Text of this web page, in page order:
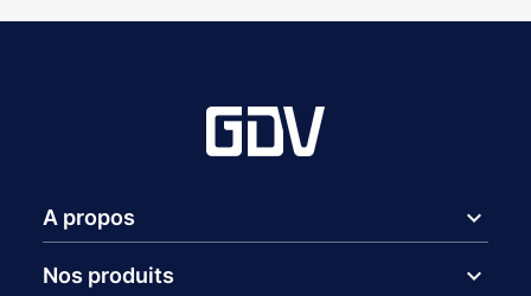
A propos expand_more
Nos produits expand_more